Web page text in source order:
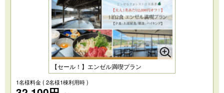
【セール！】エンゼル満喫プラン
1名様料金( 2名様1棟利用時 )